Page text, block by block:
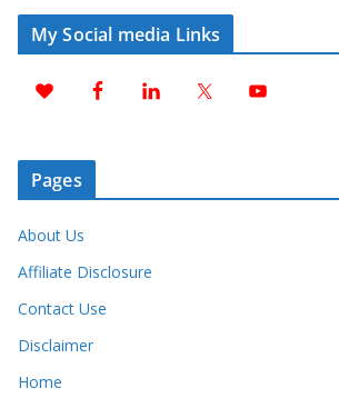
My Social media Links
Pages
About Us
Affiliate Disclosure
Contact Use
Disclaimer
Home